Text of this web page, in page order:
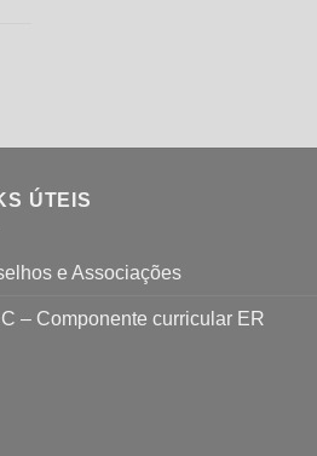
ÚTEIS
e Associações
– Componente curricular ER